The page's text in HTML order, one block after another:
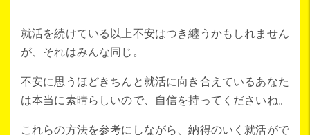
就活を続けている以上不安はつき纏うかもしれません
が、それはみんな同じ。
不安に思うほどきちんと就活に向き合えているあなた
は本当に素晴らしいので、自信を持ってくださいね。
これらの方法を参考にしながら、納得のいく就活がで